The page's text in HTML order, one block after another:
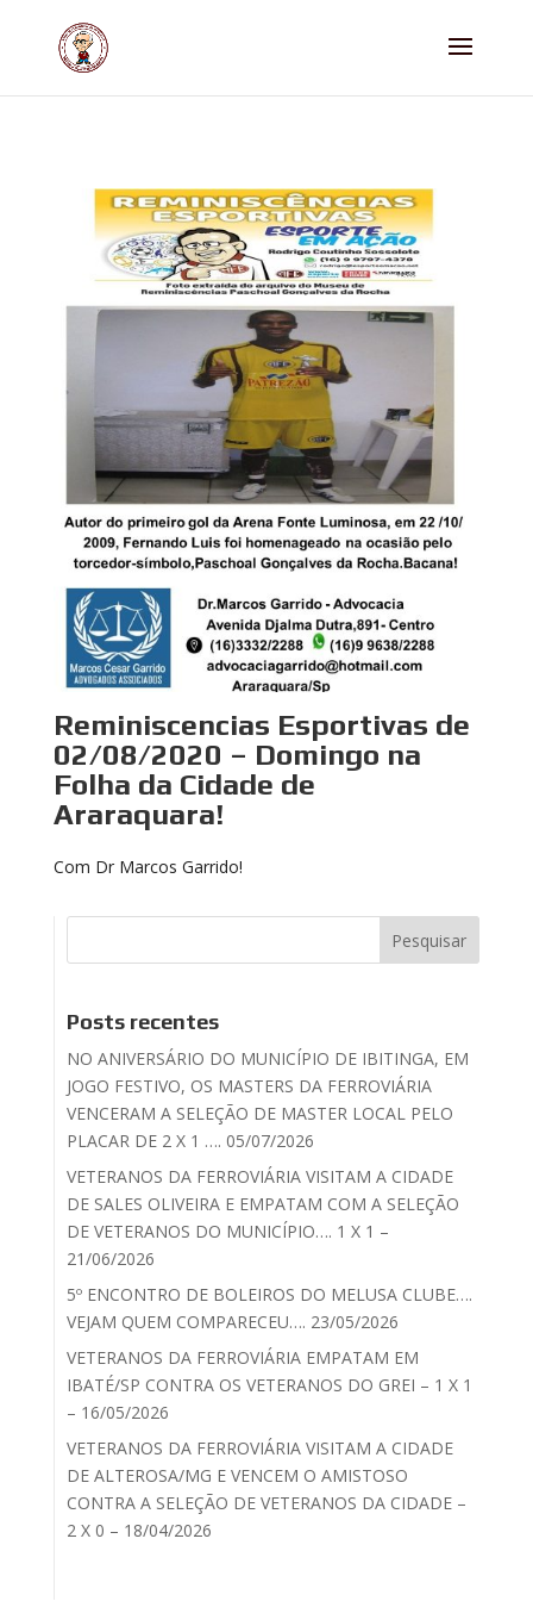
Reminiscencias Esportivas de
02/08/2020 – Domingo na
Folha da Cidade de
Araraquara!
Com Dr Marcos Garrido!
Posts recentes
NO ANIVERSÁRIO DO MUNICÍPIO DE IBITINGA, EM
JOGO FESTIVO, OS MASTERS DA FERROVIÁRIA
VENCERAM A SELEÇÃO DE MASTER LOCAL PELO
PLACAR DE 2 X 1 …. 05/07/2026
VETERANOS DA FERROVIÁRIA VISITAM A CIDADE
DE SALES OLIVEIRA E EMPATAM COM A SELEÇÃO
DE VETERANOS DO MUNICÍPIO…. 1 X 1 –
21/06/2026
5º ENCONTRO DE BOLEIROS DO MELUSA CLUBE….
VEJAM QUEM COMPARECEU…. 23/05/2026
VETERANOS DA FERROVIÁRIA EMPATAM EM
IBATÉ/SP CONTRA OS VETERANOS DO GREI – 1 X 1
– 16/05/2026
VETERANOS DA FERROVIÁRIA VISITAM A CIDADE
DE ALTEROSA/MG E VENCEM O AMISTOSO
CONTRA A SELEÇÃO DE VETERANOS DA CIDADE –
2 X 0 – 18/04/2026